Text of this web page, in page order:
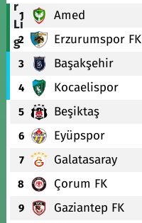
1 Amed
2 Erzurumspor FK
3 Başakşehir
4 Kocaelispor
5 Beşiktaş
6 Eyüpspor
7 Galatasaray
8 Çorum FK
9 Gaziantep FK